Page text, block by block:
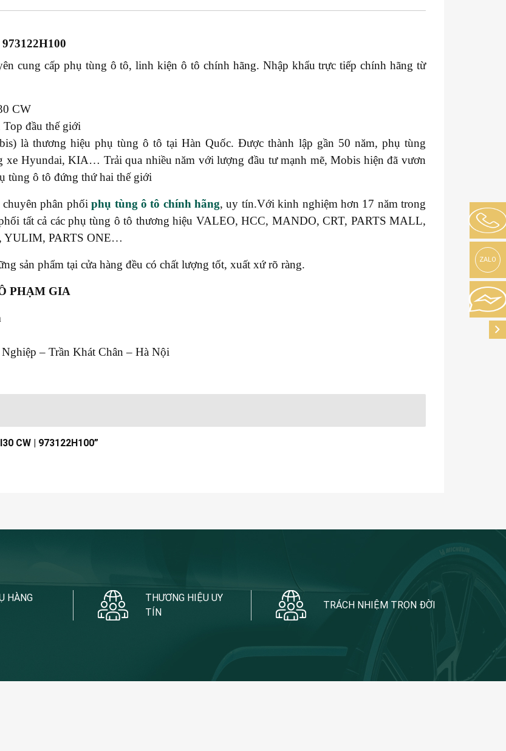
cung cấp phụ tùng ô tô, linh kiện ô tô chính hãng. Nhập khẩu trực tiếp chính hãng từ
CW
đầu thế giới
là thương hiệu phụ tùng ô tô tại Hàn Quốc. Được thành lập gần 50 năm, phụ tùng
xe Hyundai, KIA… Trải qua nhiều năm với lượng đầu tư mạnh mẽ, Mobis hiện đã vươn
tùng ô tô đứng thứ hai thế giới
phân phốiphụ tùng ô tô chính hãng, uy tín.Với kinh nghiệm hơn 17 năm trong
tất cả các phụ tùng ô tô thương hiệu VALEO, HCC, MANDO, CRT, PARTS MALL,
YULIM, PARTS ONE…
sản phẩm tại cửa hàng đều có chất lượng tốt, xuất xứ rõ ràng.
PHẠM GIA
– Trần Khát Chân – Hà Nội
CW | 973122H100”
HÀNG
THƯƠNG HIỆU UY
TÍN
TRÁCH NHIỆM TRỌN ĐỜI
ZALO